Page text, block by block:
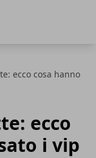
ecco cosa hanno
ecco
i vip